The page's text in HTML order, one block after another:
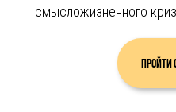
смысложизненного
Пройти